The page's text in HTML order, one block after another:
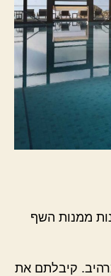
ממנות השף
קיבלתם את